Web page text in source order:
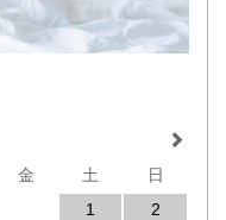
金 土
日
1
2